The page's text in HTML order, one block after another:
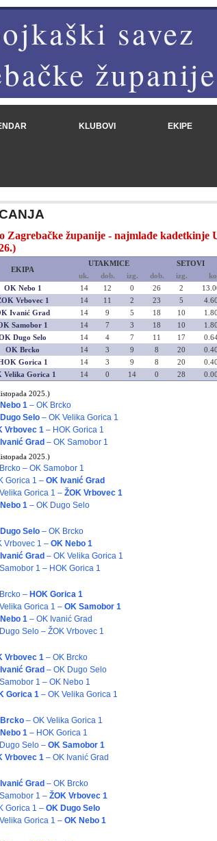
savez
županije
KLUBOVI EKIPE
Zagrebačke županije - najmlađe kadetkinje
EKIPA
UTAKMICE SETOVI
uk. dob. izg. dob. izg.
OK Nebo 1 14 12 0 26 2
Vrbovec 1 14 11 2 23 5
Ivanić Grad 14 9 5 18 10
Samobor 1 14 7 3 18 10
Dugo Selo 14 4 7 11 17
OK Brcko 14 3 9 8 20
Gorica 1 14 3 9 8 20
Velika Gorica 1 14 0 14 0 28
2025.)
1– OK Brcko
Selo – OK Velika Gorica 1
Vrbovec 1– HOK Gorica 1
Grad – OK Samobor 1
2025.)
– OK Samobor 1
Gorica 1 – OK Ivanić Grad
Gorica 1 – ŽOK Vrbovec 1
1– OK Dugo Selo
Selo – OK Brcko
Vrbovec 1 – OK Nebo 1
Grad – OK Velika Gorica 1
1 – HOK Gorica 1
– HOK Gorica 1
Gorica 1 – OK Samobor 1
1– OK Ivanić Grad
Selo – ŽOK Vrbovec 1
Vrbovec 1– OK Brcko
Grad – OK Dugo Selo
1 – OK Nebo 1
Gorica 1– OK Velika Gorica 1
– OK Velika Gorica 1
1– HOK Gorica 1
Selo – OK Samobor 1
Vrbovec 1– OK Ivanić Grad
Grad – OK Brcko
1 – ŽOK Vrbovec 1
Gorica 1 – OK Dugo Selo
Gorica 1 – OK Nebo 1